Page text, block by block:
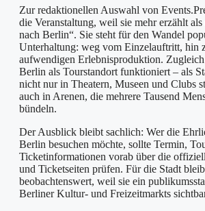
Zur redaktionellen Auswahl von
die Veranstaltung, weil sie mehr erzählt
nach Berlin“. Sie steht für den Wandel
Unterhaltung: weg vom Einzelauftritt, hin
aufwendigen Erlebnisproduktion.
Berlin als Tourstandort funktioniert – als
nicht nur in Theatern, Museen und Clubs
auch in Arenen, die mehrere Tausend
bündeln.
Der Ausblick bleibt sachlich: Wer die
Berlin besuchen möchte, sollte Termin,
Ticketinformationen vorab über die
und Ticketseiten prüfen. Für die Stadt
beobachtenswert, weil sie ein
Berliner Kultur- und Freizeitmarkts